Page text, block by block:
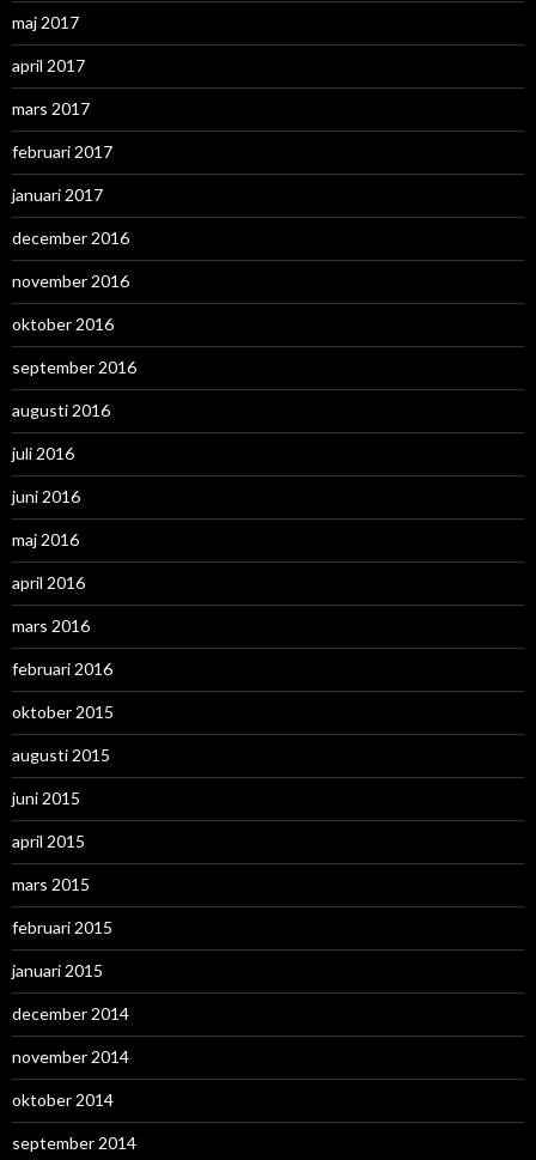
maj 2017
april 2017
mars 2017
februari 2017
januari 2017
december 2016
november 2016
oktober 2016
september 2016
augusti 2016
juli 2016
juni 2016
maj 2016
april 2016
mars 2016
februari 2016
oktober 2015
augusti 2015
juni 2015
april 2015
mars 2015
februari 2015
januari 2015
december 2014
november 2014
oktober 2014
september 2014